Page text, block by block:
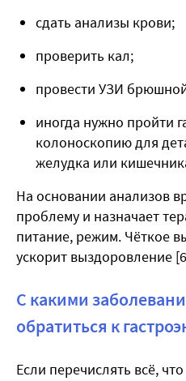
сдать анализы крови;
проверить кал;
провести УЗИ
иногда нужно пройти
колоноскопию для
желудка или
На основании анализов
проблему и назначает
питание, режим. Чёткое
ускорит выздоровление
С какими
обратиться к
Если перечислять всё,